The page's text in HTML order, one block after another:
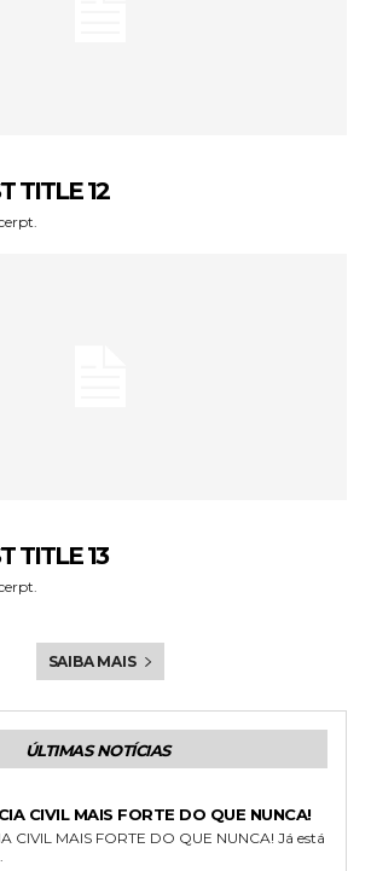
TITLE 12
TITLE 13
SAIBA MAIS
ÚLTIMAS NOTÍCIAS
CIVIL MAIS FORTE DO QUE NUNCA!
MAIS FORTE DO QUE NUNCA! Já está